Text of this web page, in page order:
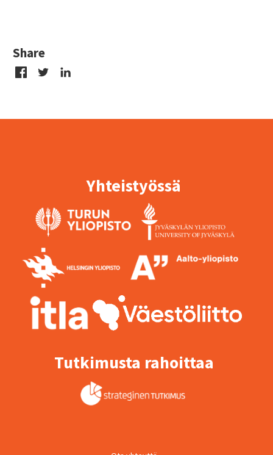
Share
Yhteistyössä
Tutkimusta rahoittaa